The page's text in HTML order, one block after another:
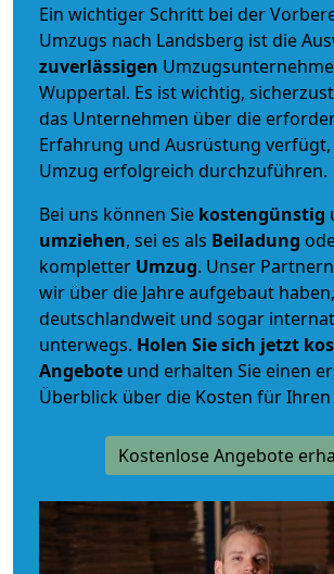
Ein wichtiger Schritt bei der
Umzugs nach Landsberg ist die
zuverlässigen
Wuppertal. Es ist wichtig,
das Unternehmen über die
Erfahrung und Ausrüstung
Umzug erfolgreich durchzuführen.
Bei uns können Sie kostengünstig
umziehen, sei es als Beiladung
kompletter Umzug. Unser
wir über die Jahre aufgebaut
deutschlandweit und sogar
unterwegs. Holen Sie sich jetzt
Angebote und erhalten Sie einen
Überblick über die Kosten für Ihren
Kostenlose Angebote